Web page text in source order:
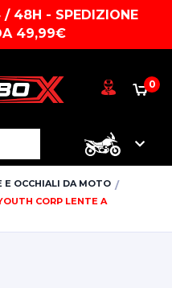
/ 48H - SPEDIZIONE
49,99€
0
E OCCHIALI DA MOTO
CORP LENTE A